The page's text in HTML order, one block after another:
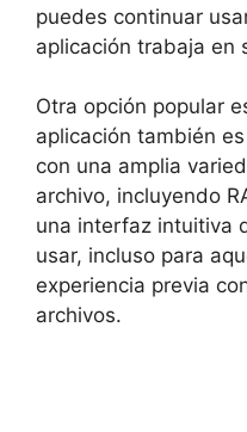
puedes continuar
aplicación trabaja en
Otra opción popular
aplicación también
con una amplia
archivo, incluyendo
una interfaz intuitiva
usar, incluso para
experiencia previa
archivos.